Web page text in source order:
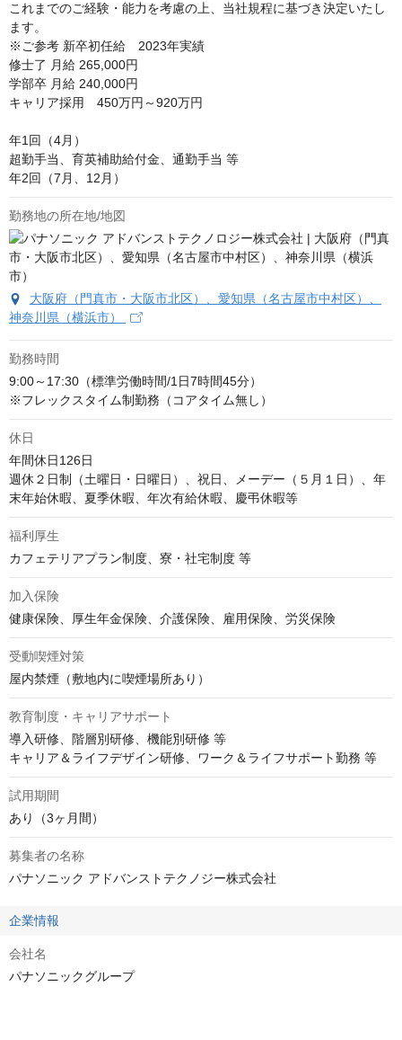
これまでのご経験・能力を考慮の上、当社規程に基づき決定いたし
ます。
※ご参考 新卒初任給　2023年実績
修士了 月給 265,000円
学部卒 月給 240,000円
キャリア採用　450万円～920万円
年1回（4月）
超勤手当、育英補助給付金、通勤手当 等
年2回（7月、12月）
勤務地の所在地/地図
大阪府（門真市・大阪市北区）、愛知県（名古屋市中村区）、
神奈川県（横浜市）
勤務時間
9:00～17:30（標準労働時間/1日7時間45分）
※フレックスタイム制勤務（コアタイム無し）
休日
年間休日126日
週休２日制（土曜日・日曜日）、祝日、メーデー（５月１日）、年
末年始休暇、夏季休暇、年次有給休暇、慶弔休暇等
福利厚生
カフェテリアプラン制度、寮・社宅制度 等
加入保険
健康保険、厚生年金保険、介護保険、雇用保険、労災保険
受動喫煙対策
屋内禁煙（敷地内に喫煙場所あり）
教育制度・キャリアサポート
導入研修、階層別研修、機能別研修 等
キャリア＆ライフデザイン研修、ワーク＆ライフサポート勤務 等
試用期間
あり（3ヶ月間）
募集者の名称
パナソニック アドバンストテクノジー株式会社
企業情報
会社名
パナソニックグループ